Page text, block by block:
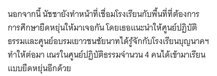
นอกจากนี้ นัชชายังทำหน้าที่เชื่อมโรงเรียนกับพื้นที่ที่ต้องการ
การศึกษายืดหยุ่นให้มาเจอกัน โดยเธอแนะนำให้ศูนย์ปฏิบัติ
ธรรมและศูนย์อบรมเยาวชนชัยนาทได้รู้จักกับโรงเรียนบุญนาคฯ
ทำให้ต่อมา เณรในศูนย์ปฏิบัติธรรมจำนวน 4 คนได้เข้ามาเรียน
แบบยืดหยุ่นอีกด้วย